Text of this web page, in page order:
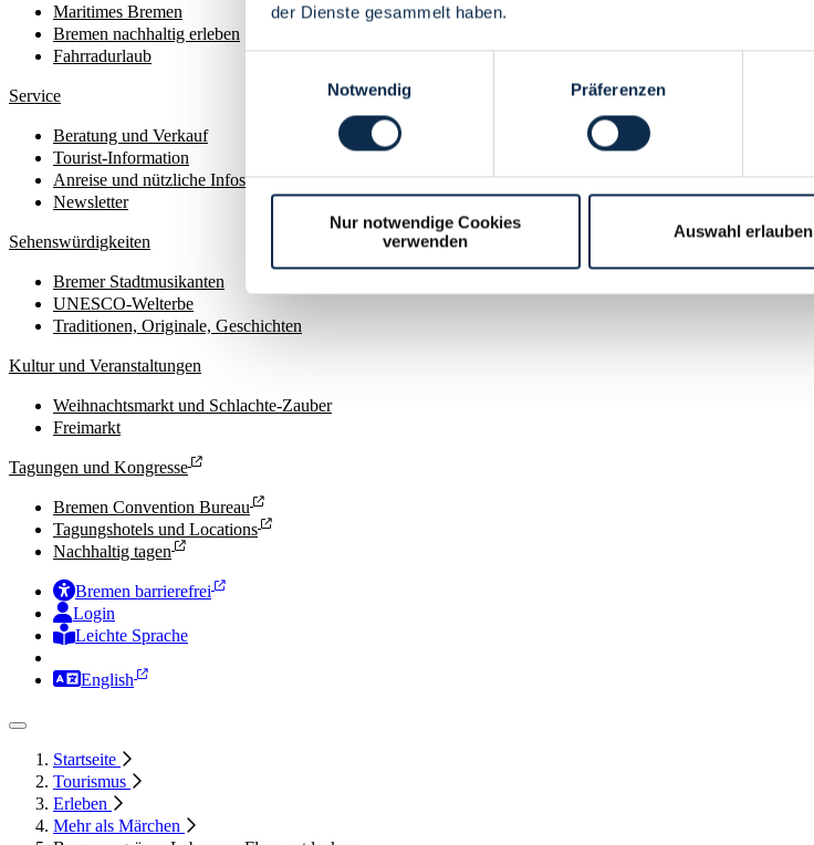
der Dienste gesammelt haben.
Notwendig
Präferenzen
Nur notwendige Cookies
verwenden
Auswahl erlauben
Maritimes Bremen
Bremen nachhaltig erleben
Fahrradurlaub
Service
Beratung und Verkauf
Tourist-Information
Anreise und nützliche Infos
Newsletter
Sehenswürdigkeiten
Bremer Stadtmusikanten
UNESCO-Welterbe
Traditionen, Originale, Geschichten
Kultur und Veranstaltungen
Weihnachtsmarkt und Schlachte-Zauber
Freimarkt
Tagungen und Kongresse
Bremen Convention Bureau
Tagungshotels und Locations
Nachhaltig tagen
Bremen barrierefrei
Login
Leichte Sprache
English
Startseite
Tourismus
Erleben
Mehr als Märchen